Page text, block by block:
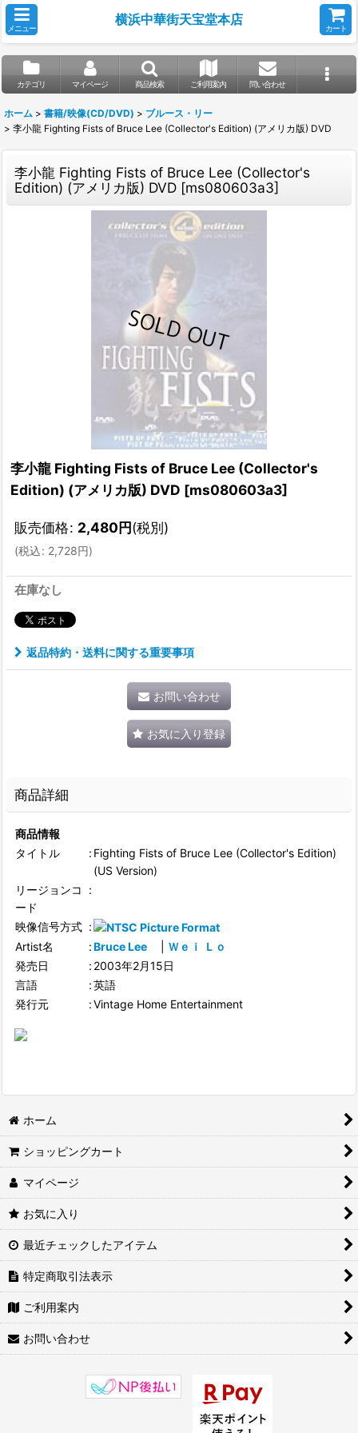
メニュー
横浜中華街天宝堂本店
カート
カテゴリ マイページ 商品検索 ご利用案内 問い合わせ
ホーム > 書籍/映像(CD/DVD) > ブルース・リー
> 李小龍 Fighting Fists of Bruce Lee (Collector's Edition) (アメリカ版) DVD
李小龍 Fighting Fists of Bruce Lee (Collector's
Edition) (アメリカ版) DVD [ms080603a3]
李小龍 Fighting Fists of Bruce Lee (Collector's
Edition) (アメリカ版) DVD [ms080603a3]
販売価格: 2,480円(税別)
(税込: 2,728円)
在庫なし
返品特約・送料に関する重要事項
お問い合わせ
お気に入り登録
商品詳細
商品情報
タイトル
: Fighting Fists of Bruce Lee (Collector's Edition)
(US Version)
リージョンコ
ード
:
映像信号方式 :
Artist名
:Bruce Lee
Ｗｅｉ Ｌｏ
発売日
: 2003年2月15日
言語
:英語
発行元
:Vintage Home Entertainment
ホーム
ショッピングカート
マイページ
お気に入り
最近チェックしたアイテム
特定商取引法表示
ご利用案内
お問い合わせ